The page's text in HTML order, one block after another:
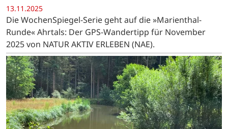
13.11.2025
Die WochenSpiegel-Serie geht auf die »Marienthal-
Runde« Ahrtals: Der GPS-Wandertipp für November
2025 von NATUR AKTIV ERLEBEN (NAE).